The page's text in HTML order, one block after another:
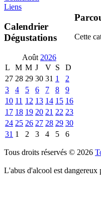
Liens
Calendrier
Dégustations
Août 2026
L
M M J V S
D
27 28 29 30 31 1
2
3
4 5 6 7 8
9
10 11 12 13 14 15 16
17 18 19 20 21 22 23
24 25 26 27 28 29 30
31 1 2 3 4 5 6
Cette
Tous droits réservés © 2026
L'abus d'alcool est dangereux